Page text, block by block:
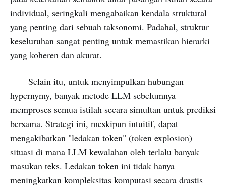
individual, seringkali mengabaikan kendala struktural
yang penting dari sebuah taksonomi. Padahal, struktur
keseluruhan sangat penting untuk memastikan hierarki
yang koheren dan akurat.
Selain itu, untuk menyimpulkan hubungan
hypernymy, banyak metode LLM sebelumnya
memproses semua istilah secara simultan untuk prediksi
bersama. Strategi ini, meskipun intuitif, dapat
mengakibatkan "ledakan token" (token explosion) —
situasi di mana LLM kewalahan oleh terlalu banyak
masukan teks. Ledakan token ini tidak hanya
meningkatkan kompleksitas komputasi secara drastis